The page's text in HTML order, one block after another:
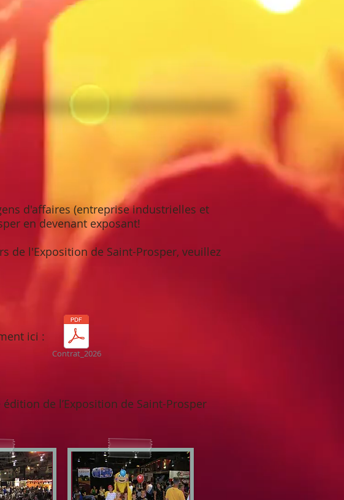
d'affaires (entreprise industrielles et
en devenant exposant!
de l'Exposition de Saint-Prosper, veuillez
ici :
Contrat_2026
de l’Exposition de Saint-Prosper